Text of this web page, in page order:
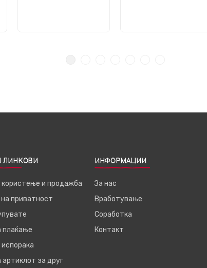
ЛИНКОВИ
користење и продажба
приватност
плаќање
артиклот за друг
ИНФОРМАЦИИ
За нас
Вработување
Соработка
Контакт